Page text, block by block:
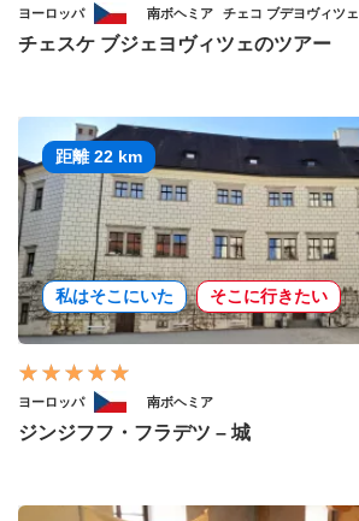
ヨーロッパ 南ボヘミア チェコ ブデヨヴィツェ
チェスケ ブジェヨヴィツェのツアー
距離 22 km
私はそこにいた そこに行きたい
ヨーロッパ 南ボヘミア
ジンジフフ・フラデツ – 城